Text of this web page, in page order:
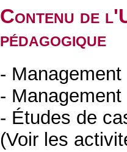
Contenu de
pédagogique
-
-
- Études de
(Voir les